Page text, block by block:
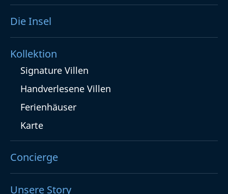
Die Insel
Kollektion
Signature Villen
Handverlesene Villen
Ferienhäuser
Karte
Concierge
Unsere Story